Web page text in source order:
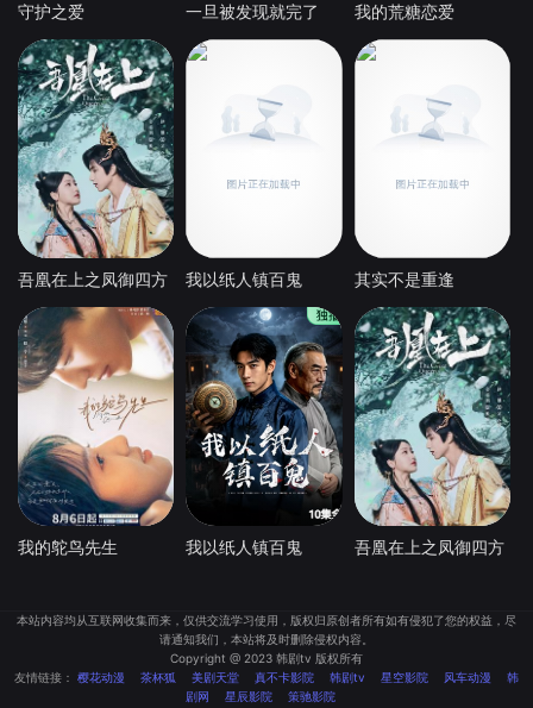
守护之爱 一旦被发现就完了 我的荒糖恋爱
吾凰在上之凤御四方 我以纸人镇百鬼 其实不是重逢
我的鸵鸟先生 我以纸人镇百鬼 吾凰在上之凤御四方
本站内容均从互联网收集而来，仅供交流学习使用，版权归原创者所有如有侵犯了您的权益，尽
请通知我们，本站将及时删除侵权内容。
Copyright @ 2023 韩剧tv 版权所有
友情链接： 樱花动漫 茶杯狐 美剧天堂 真不卡影院 韩剧tv 星空影院 风车动漫
韩
剧网
星辰影院 策驰影院